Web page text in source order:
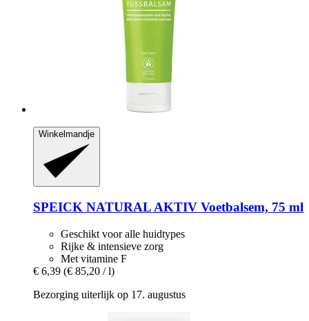
Winkelmandje
SPEICK NATURAL AKTIV Voetbalsem, 75 ml
Geschikt voor alle huidtypes
Rijke & intensieve zorg
Met vitamine F
€ 6,39 (€ 85,20 / l)
Bezorging uiterlijk op 17. augustus